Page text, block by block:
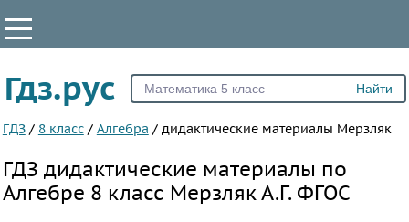
Все
7
9
Гдз.рус
ГДЗ / 8 класс / Алгебра / дидактические материалы Мерзляк
ГДЗ дидактические материалы по
Алгебре 8 класс Мерзляк А.Г. ФГОС